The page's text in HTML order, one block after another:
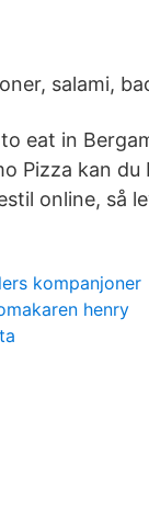
salami,
eat in
Pizza kan
online, så
kompanjoner
henry